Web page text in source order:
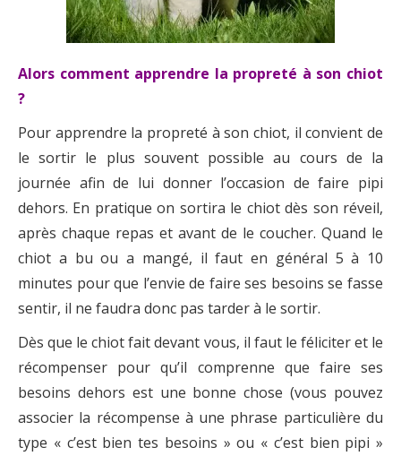
Alors comment apprendre la propreté à son chiot
?
Pour apprendre la propreté à son chiot, il convient de
le sortir le plus souvent possible au cours de la
journée afin de lui donner l’occasion de faire pipi
dehors. En pratique on sortira le chiot dès son réveil,
après chaque repas et avant de le coucher. Quand le
chiot a bu ou a mangé, il faut en général 5 à 10
minutes pour que l’envie de faire ses besoins se fasse
sentir, il ne faudra donc pas tarder à le sortir.
Dès que le chiot fait devant vous, il faut le féliciter et le
récompenser pour qu’il comprenne que faire ses
besoins dehors est une bonne chose (vous pouvez
associer la récompense à une phrase particulière du
type « c’est bien tes besoins » ou « c’est bien pipi »